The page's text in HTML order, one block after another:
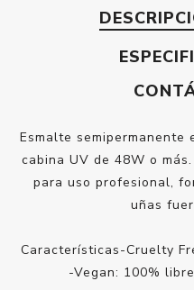
Esmalte semipermanente
cabina UV de 48W o
para uso profesional,
uñas
Características-Cruelty
-Vegan: 100%